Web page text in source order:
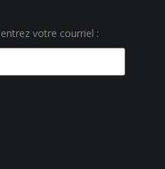
votre courriel :